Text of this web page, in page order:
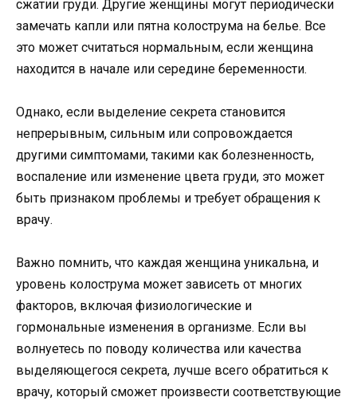
сжатии груди. Другие женщины могут периодически
замечать капли или пятна колострума на белье. Все
это может считаться нормальным, если женщина
находится в начале или середине беременности.
Однако, если выделение секрета становится
непрерывным, сильным или сопровождается
другими симптомами, такими как болезненность,
воспаление или изменение цвета груди, это может
быть признаком проблемы и требует обращения к
врачу.
Важно помнить, что каждая женщина уникальна, и
уровень колострума может зависеть от многих
факторов, включая физиологические и
гормональные изменения в организме. Если вы
волнуетесь по поводу количества или качества
выделяющегося секрета, лучше всего обратиться к
врачу, который сможет произвести соответствующие